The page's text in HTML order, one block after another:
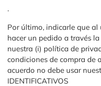
.
Por último, indicarle que
hacer un pedido a través
nuestra (i) política de
condiciones de compra de
acuerdo no debe usar
IDENTIFICATIVOS